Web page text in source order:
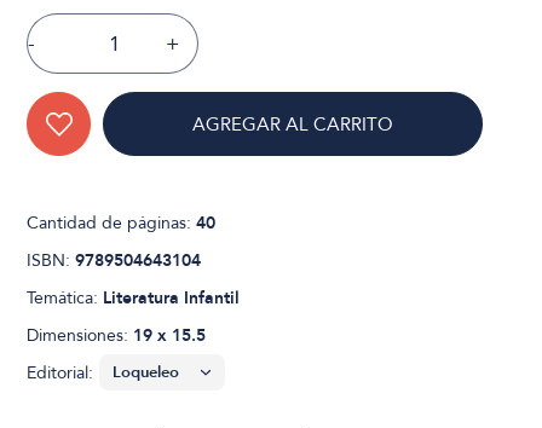
- +
AGREGAR AL CARRITO
Cantidad de páginas:40
ISBN:9789504643104
Temática: Literatura Infantil
Dimensiones: 19 x 15.5
Editorial: